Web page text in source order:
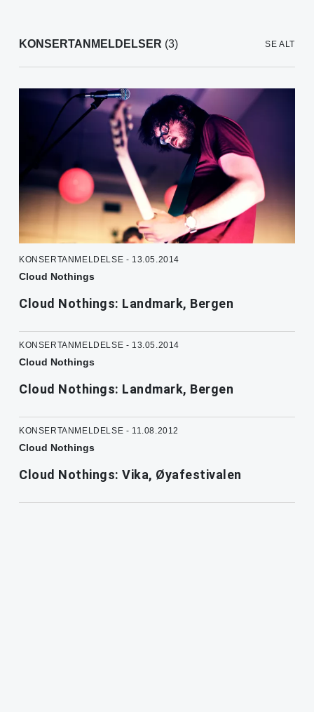
KONSERTANMELDELSER (3) SE ALT
KONSERTANMELDELSE - 13.05.2014
Cloud Nothings
Cloud Nothings: Landmark, Bergen
KONSERTANMELDELSE - 13.05.2014
Cloud Nothings
Cloud Nothings: Landmark, Bergen
KONSERTANMELDELSE - 11.08.2012
Cloud Nothings
Cloud Nothings: Vika, Øyafestivalen